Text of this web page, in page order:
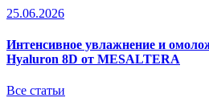
25.06.2026
Интенсивное увлажнение и
Hyaluron 8D от MESALTERA
Все статьи